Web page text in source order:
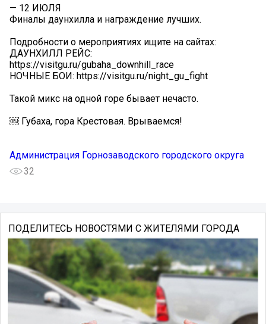
— 12 ИЮЛЯ
Финалы даунхилла и награждение лучших.
Подробности о мероприятиях ищите на сайтах:
ДАУНХИЛЛ РЕЙС:
https://visitgu.ru/gubaha_downhill_race
НОЧНЫЕ БОИ: https://visitgu.ru/night_gu_fight
Такой микс на одной горе бывает нечасто.
￼ Губаха, гора Крестовая. Врываемся!
Администрация Горнозаводского городского округа
32
ПОДЕЛИТЕСЬ НОВОСТЯМИ С ЖИТЕЛЯМИ ГОРОДА